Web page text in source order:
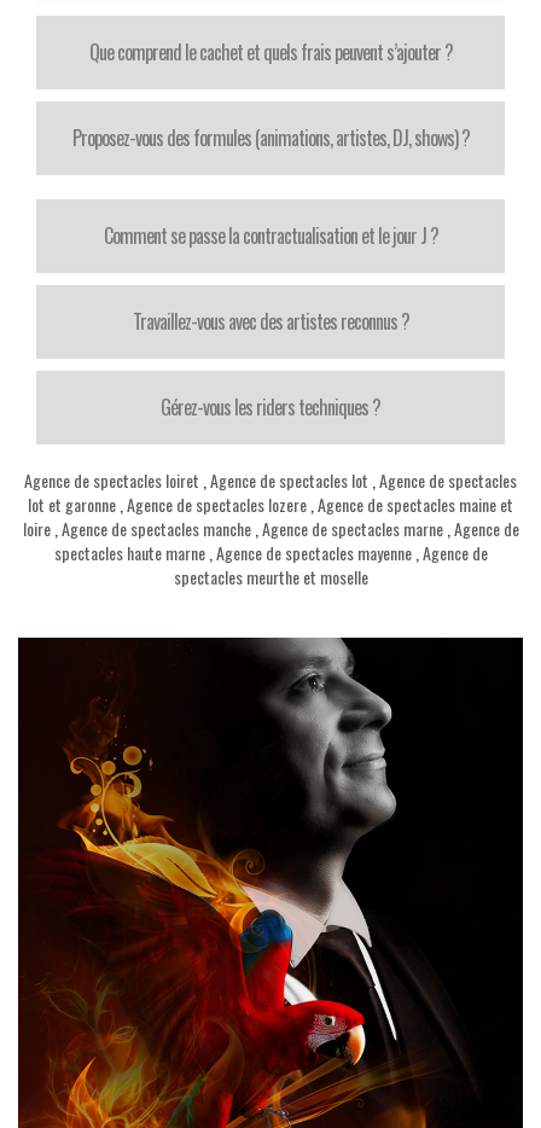
Que comprend le cachet et quels frais peuvent s’ajouter ?
Proposez-vous des formules (animations, artistes, DJ, shows) ?
Comment se passe la contractualisation et le jour J ?
Travaillez-vous avec des artistes reconnus ?
Gérez-vous les riders techniques ?
Agence de spectacles loiret Agence de spectacles lot Agence de spectacles
lot et garonne Agence de spectacles lozere Agence de spectacles maine et
loire, Agence de spectacles manche, Agence de spectacles marne, Agence de
spectacles haute marne, Agence de spectacles mayenne, Agence de
spectacles meurthe et moselle